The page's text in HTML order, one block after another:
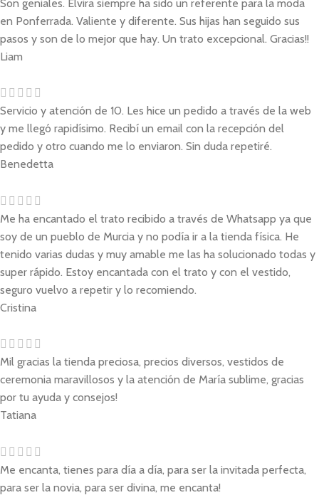
Son geniales. Elvira siempre ha sido un referente para la moda
en Ponferrada. Valiente y diferente. Sus hijas han seguido sus
pasos y son de lo mejor que hay. Un trato excepcional. Gracias!!
Liam
Servicio y atención de 10. Les hice un pedido a través de la web
y me llegó rapidísimo. Recibí un email con la recepción del
pedido y otro cuando me lo enviaron. Sin duda repetiré.
Benedetta
Me ha encantado el trato recibido a través de Whatsapp ya que
soy de un pueblo de Murcia y no podía ir a la tienda física. He
tenido varias dudas y muy amable me las ha solucionado todas y
super rápido. Estoy encantada con el trato y con el vestido,
seguro vuelvo a repetir y lo recomiendo.
Cristina
Mil gracias la tienda preciosa, precios diversos, vestidos de
ceremonia maravillosos y la atención de María sublime, gracias
por tu ayuda y consejos!
Tatiana
Me encanta, tienes para día a día, para ser la invitada perfecta,
para ser la novia, para ser divina, me encanta!